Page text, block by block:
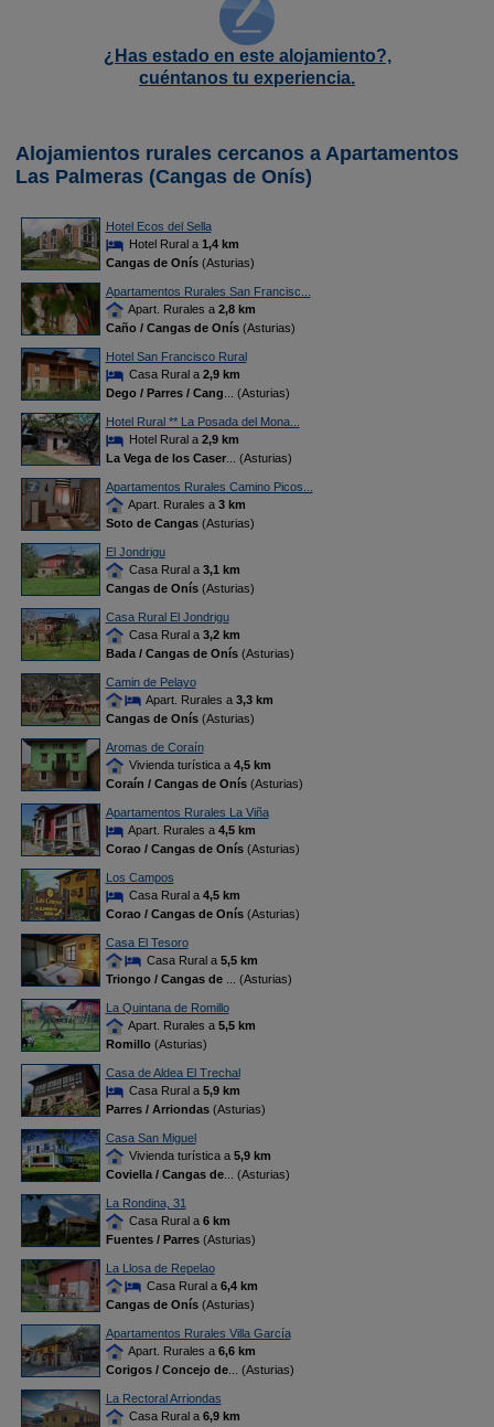
¿Has estado en este alojamiento?,
cuéntanos tu experiencia.
Alojamientos rurales cercanos a Apartamentos
Las Palmeras (Cangas de Onís)
Hotel Ecos del Sella
Hotel Rural a 1,4 km
Cangas de Onís(Asturias)
Apartamentos Rurales San Francisc...
Apart. Rurales a 2,8 km
Caño / Cangas de Onís(Asturias)
Hotel San Francisco Rural
Casa Rural a 2,9 km
Dego / Parres / Cang ... (Asturias)
Hotel Rural ** La Posada del Mona...
Hotel Rural a 2,9 km
La Vega de los Caser... (Asturias)
Apartamentos Rurales Camino Picos...
Apart. Rurales a 3 km
Soto de Cangas(Asturias)
El Jondrigu
Casa Rural a 3,1 km
Cangas de Onís(Asturias)
Casa Rural El Jondrigu
Casa Rural a 3,2 km
Bada / Cangas de Onís(Asturias)
Camin de Pelayo
Apart. Rurales a 3,3 km
Cangas de Onís(Asturias)
Aromas de Coraín
Vivienda turística a 4,5 km
Coraín / Cangas de Onís(Asturias)
Apartamentos Rurales La Viña
Apart. Rurales a 4,5 km
Corao / Cangas de Onís(Asturias)
Los Campos
Casa Rural a 4,5 km
Corao / Cangas de Onís(Asturias)
Casa El Tesoro
Casa Rural a 5,5 km
Triongo / Cangas de
... (Asturias)
La Quintana de Romillo
Apart. Rurales a 5,5 km
Romillo(Asturias)
Casa de Aldea El Trechal
Casa Rural a 5,9 km
Parres / Arriondas(Asturias)
Casa San Miguel
Vivienda turística a 5,9 km
Coviella / Cangas de... (Asturias)
La Rondina, 31
Casa Rural a 6 km
Fuentes / Parres(Asturias)
La Llosa de Repelao
Casa Rural a 6,4 km
Cangas de Onís(Asturias)
Apartamentos Rurales Villa García
Apart. Rurales a 6,6 km
Corigos / Concejo de... (Asturias)
La Rectoral Arriondas
Casa Rural a 6,9 km